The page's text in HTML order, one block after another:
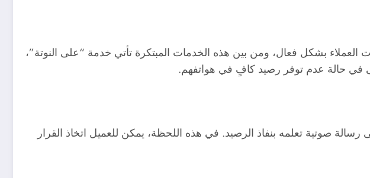
العملاء بشكل فعال، ومن بين هذه الخدمات المبتكرة تأتي خدمة “على النوتة”،
حتى في حالة عدم توفر رصيد كافٍ في هواتفهم.
رسالة صوتية تعلمه بنفاذ الرصيد. في هذه اللحظة، يمكن للعميل اتخاذ القرار